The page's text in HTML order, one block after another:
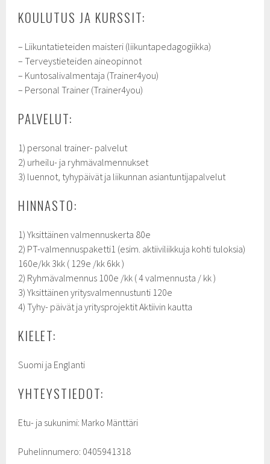
KOULUTUS JA KURSSIT:
– Liikuntatieteiden maisteri (liikuntapedagogiikka)
– Terveystieteiden aineopinnot
– Kuntosalivalmentaja (Trainer4you)
– Personal Trainer (Trainer4you)
PALVELUT:
1) personal trainer- palvelut
2) urheilu- ja ryhmävalmennukset
3) luennot, tyhypäivät ja liikunnan asiantuntijapalvelut
HINNASTO:
1) Yksittäinen valmennuskerta 80e
2) PT-valmennuspaketti1 (esim. aktiiviliikkuja kohti tuloksia)
160e/kk 3kk ( 129e /kk 6kk )
2) Ryhmävalmennus 100e /kk ( 4 valmennusta / kk )
3) Yksittäinen yritysvalmennustunti 120e
4) Tyhy- päivät ja yritysprojektit Aktiivin kautta
KIELET:
Suomi ja Englanti
YHTEYSTIEDOT:
Etu- ja sukunimi: Marko Mänttäri
Puhelinnumero: 0405941318